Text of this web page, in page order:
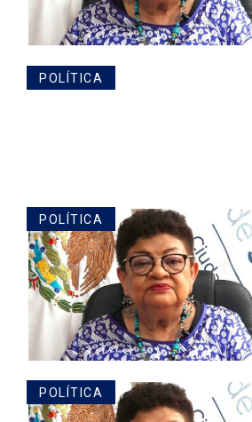
POLÍTICA
POLÍTICA
POLÍTICA